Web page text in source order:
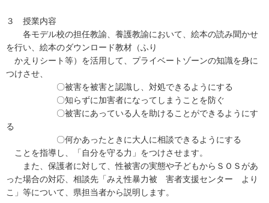
３ 授業内容
各モデル校の担任教諭、養護教諭において、絵本の読み聞かせ
を行い、絵本のダウンロード教材（ふり
かえりシート等）を活用して、プライベートゾーンの知識を身に
つけさせ、
〇被害を被害と認識し、対処できるようにする
〇知らずに加害者になってしまうことを防ぐ
〇被害にあっている人を助けることができるようにす
る
〇何かあったときに大人に相談できるようにする
ことを指導し、「自分を守る力」をつけさせます。
また、保護者に対して、性被害の実態や子どもからＳＯＳがあ
った場合の対応、相談先「みえ性暴力被 害者支援センター より
こ」等について、県担当者から説明します。